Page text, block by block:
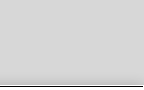
ามจำเป็นหรือ
ยทางกายภาพหรือ
เพื่อรายงานถึง
ฎหมาย
สำคัญของบุคคล
าร และสิทธิ์ตาม